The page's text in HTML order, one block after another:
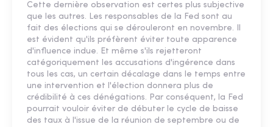
Cette dernière observation est certes plus subjective
que les autres. Les responsables de la Fed sont au
fait des élections qui se dérouleront en novembre. Il
est évident qu'ils préfèrent éviter toute apparence
d'influence indue. Et même s'ils rejetteront
catégoriquement les accusations d'ingérence dans
tous les cas, un certain décalage dans le temps entre
une intervention et l'élection donnera plus de
crédibilité à ces dénégations. Par conséquent, la Fed
pourrait vouloir éviter de débuter le cycle de baisse
des taux à l'issue de la réunion de septembre ou de